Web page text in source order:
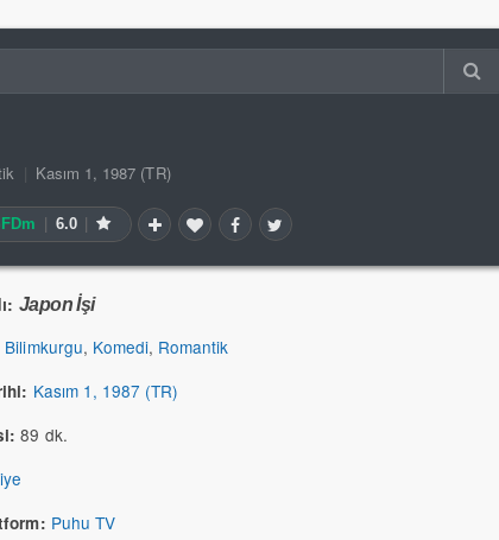
Kasım 1, 1987 (TR)
6.0
Japon İşi
Bilimkurgu, Komedi, Romantik
Kasım 1, 1987 (TR)
89 dk.
Puhu TV